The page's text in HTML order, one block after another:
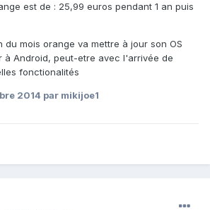
est de : 25,99 euros pendant 1 an puis
mois orange va mettre à jour son OS
à Android, peut-etre avec l'arrivée de
fonctionalités
2014 par mikijoe1